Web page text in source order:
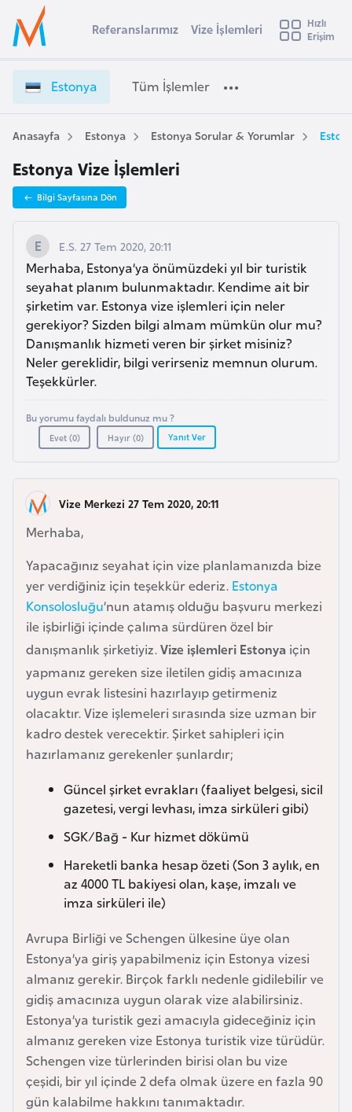
Ülke Seçimi
Başvuru yapmak istediğiniz ülkeyi seçin
Üye
Girişi
s
o
n
V
i
z
e
İ
ş
l
e
m
l
e
r
i
e
t
Referanslarımız Vize İşlemleri
Hızlı
Erişim
Estonya Tüm İşlemler
Anasayfa Estonya Estonya Sorular & Yorumlar
Estonya Vize İşlemleri
Bilgi Sayfasına Dön
E.S. 27 Tem 2020, 20:11
Merhaba, Estonya’ya önümüzdeki yıl bir turistik
seyahat planım bulunmaktadır. Kendime ait bir
şirketim var. Estonya vize işlemleri için neler
gerekiyor? Sizden bilgi almam mümkün olur mu?
Danışmanlık hizmeti veren bir şirket misiniz?
Neler gereklidir, bilgi verirseniz memnun olurum.
Teşekkürler.
Bu yorumu faydalı buldunuz mu ?
Evet (0) Hayır (0) Yanıt Ver
Vize Merkezi 27 Tem 2020, 20:11
Merhaba,
Yapacağınız seyahat için vize planlamanızda bize
yer verdiğiniz için teşekkür ederiz. Estonya
Konsolosluğu’nun atamış olduğu başvuru merkezi
ile işbirliği içinde çalıma sürdüren özel bir
danışmanlık şirketiyiz.Vize işlemleri Estonya için
yapmanız gereken size iletilen gidiş amacınıza
uygun evrak listesini hazırlayıp getirmeniz
olacaktır. Vize işlemeleri sırasında size uzman bir
kadro destek verecektir. Şirket sahipleri için
hazırlamanız gerekenler şunlardır;
Güncel şirket evrakları (faaliyet belgesi, sicil
gazetesi, vergi levhası, imza sirküleri gibi)
SGK/Bağ - Kur hizmet dökümü
Hareketli banka hesap özeti (Son 3 aylık, en
az 4000 TL bakiyesi olan, kaşe, imzalı ve
imza sirküleri ile)
Avrupa Birliği ve Schengen ülkesine üye olan
Estonya’ya giriş yapabilmeniz için Estonya vizesi
almanız gerekir. Birçok farklı nedenle gidilebilir ve
gidiş amacınıza uygun olarak vize alabilirsiniz.
Estonya’ya turistik gezi amacıyla gideceğiniz için
almanız gereken vize Estonya turistik vize türüdür.
Schengen vize türlerinden birisi olan bu vize
çeşidi, bir yıl içinde 2 defa olmak üzere en fazla 90
gün kalabilme hakkını tanımaktadır.
s
t
r
a
A
u
s
t
u
r
y
a
A
z
r
b
a
y
a
n
B
a
h
r
e
y
n
e
ş
B
e
l
a
r